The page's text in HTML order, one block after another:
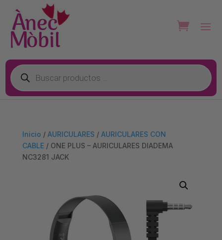
Búsqueda
de
productos
Inicio / AURICULARES / AURICULARES CON
CABLE/ ONE PLUS – AURICULARES DIADEMA
NC3281 JACK